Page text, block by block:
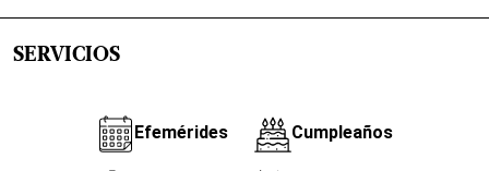
SERVICIOS
Efemérides Cumpleaños